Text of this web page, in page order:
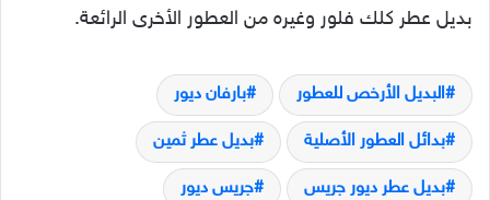
بديل عطر كلك فلور وغيره من العطور الأخرى الرائعة.
البديل الأرخص للعطور بارفان ديور
بدائل العطور الأصلية بديل عطر ثمين
بديل عطر ديور جريس جريس ديور